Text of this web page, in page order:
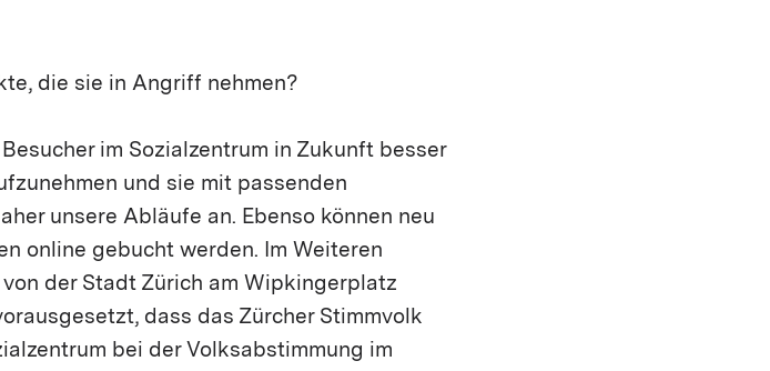
die sie in Angriff nehmen?
im Sozialzentrum in Zukunft besser
und sie mit passenden
unsere Abläufe an. Ebenso können neu
online gebucht werden. Im Weiteren
der Stadt Zürich am Wipkingerplatz
dass das Zürcher Stimmvolk
bei der Volksabstimmung im